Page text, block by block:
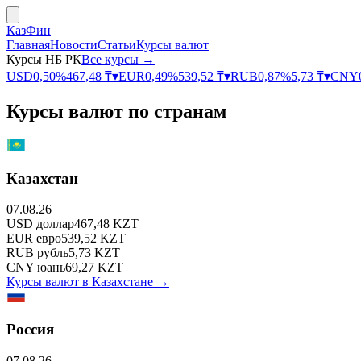
КазФин
ГлавнаяНовостиСтатьиКурсы валют
Курсы НБ РКВсе курсы →
USD0,50%467,48 ₸▾EUR0,49%539,52 ₸▾RUB0,87%5,73 ₸▾CNY
Курсы валют по странам
Казахстан
07.08.26
USD доллар467,48 KZT
EUR евро539,52 KZT
RUB рубль5,73 KZT
CNY юань69,27 KZT
Курсы валют в Казахстане →
Россия